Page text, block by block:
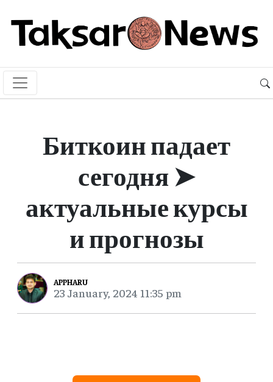
Биткоин падает
сегодня ➤
актуальные курсы
и прогнозы
APPHARU
23 January, 2024 11:35 pm